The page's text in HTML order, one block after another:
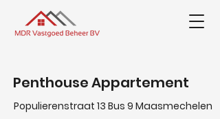
Penthouse Appartement
Populierenstraat 13 Bus 9 Maasmechelen